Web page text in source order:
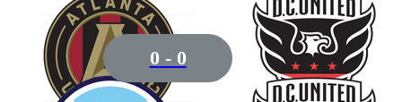
26 Bono
0 - 0